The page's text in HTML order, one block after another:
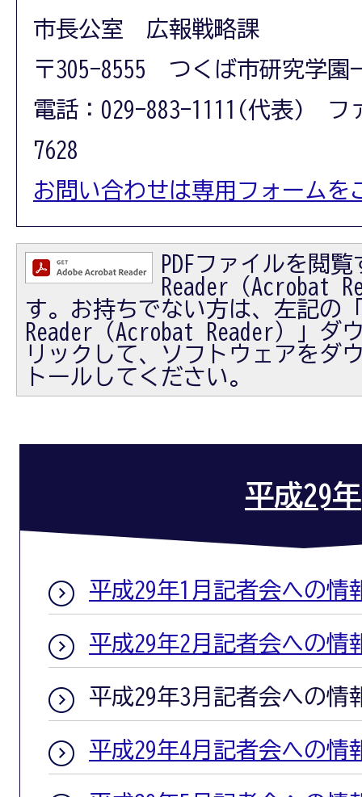
市長公室 広報戦略課
〒305-8555 つくば市研究学園
電話：029-883-1111(代表) フ
7628
お問い合わせは専用フォームを
PDFファイルを閲
Reader（Acrobat
す。お持ちでない方は、左記の
Reader（Acrobat Reader）」ダ
リックして、ソフトウェアをダ
トールしてください。
平成29年
平成29年1月記者会への情
平成29年2月記者会への情
平成29年3月記者会への情
平成29年4月記者会への情